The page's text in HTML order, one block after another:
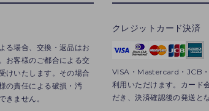
る場合、交換・返品はお
お客様のご都合による交
けいたします。その場合
の責任による破損・汚
きません。
クレジットカード決済
VISA・Mastercard・JCB
利用いただけます。カード
だき、決済確認後の発送と